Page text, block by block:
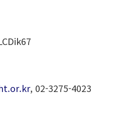
, 02-3275-4023